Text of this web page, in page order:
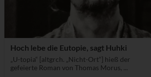
Hoch lebe die Eutopie, sagt Huhki
„U-topia“ [altgrch. „Nicht-Ort“] hieß der
gefeierte Roman von Thomas Morus, ...